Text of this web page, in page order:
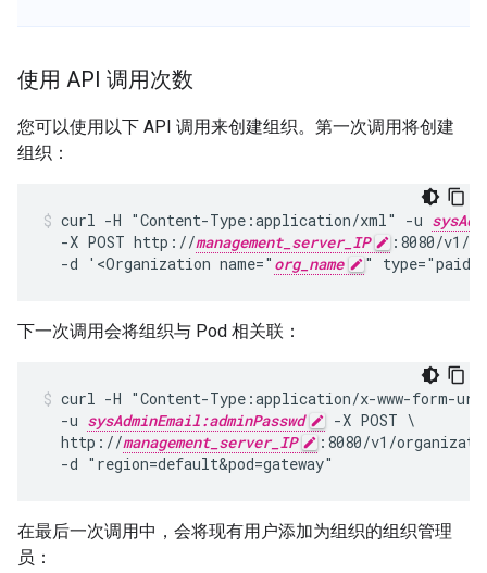
使用 API 调用次数
您可以使用以下 API 调用来创建组织。第一次调用将创建
组织：
curl -H "Content-Type:application/xml" -u
  -X POST http://
management_server_IP
:8080/v1/
  -d '<Organization name="
org_name "
下一次调用会将组织与 Pod 相关联：
curl -H "Content-Type:application/x-www-form-
  -u
sysAdminEmail:adminPasswd
-X POST \
  http://
management_server_IP
:8080/v1/
  -d "region=default&pod=gateway"
在最后一次调用中，会将现有用户添加为组织的组织管理
员：